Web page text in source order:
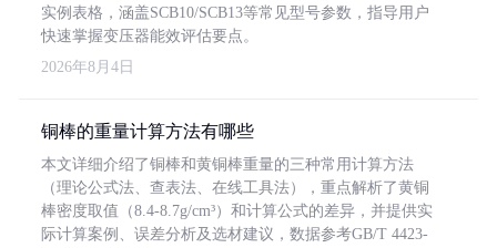
实例表格，涵盖SCB10/SCB13等常见型号参数，指导用户
快速掌握变压器能效评估要点。
2026年8月4日
铜棒的重量计算方法有哪些
本文详细介绍了铜棒和黄铜棒重量的三种常用计算方法
（理论公式法、查表法、在线工具法），重点解析了黄铜
棒密度取值（8.4-8.7g/cm³）和计算公式的差异，并提供实
际计算案例、误差分析及选材建议，数据参考GB/T 4423-